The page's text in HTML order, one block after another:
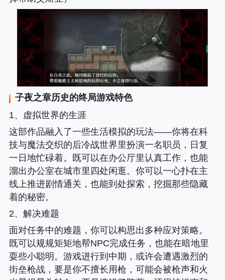
子夜之章历史的终局游戏特色
1、虚拟世界的生涯
这部作品融入了一些生活模拟的玩法——你将在科
技与魔法交织的后冷战世界里扮演一名职员，日复
一日地忙碌着。既可以在办公厅里认真工作，也能
溜出办公室在城市里四处闲逛。你可以一心扑在主
线上推进剧情通关，也能到处探索，挖掘那些隐藏
着的秘密。
2、解决难题
面对任务中的难题，你可以构思出多种应对策略。
既可以规规矩矩地帮NPC完成任务，也能在暗地里
耍些小聪明。游戏进行到中期，或许会遭遇激烈的
街垒枪战，要是你不擅长用枪，可能会被枪声和火